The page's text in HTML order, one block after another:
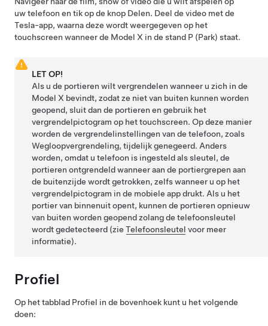
uw telefoon en tik op de knop Delen. Deel de video met de
Tesla-app, waarna deze wordt weergegeven op het
touchscreen wanneer de Model X in de stand P (Park) staat.
LET OP!
Als u de portieren wilt vergrendelen wanneer u zich in de
Model X bevindt, zodat ze niet van buiten kunnen worden
geopend, sluit dan de portieren en gebruik het
vergrendelpictogram op het touchscreen. Op deze manier
worden de vergrendelinstellingen van de telefoon, zoals
Wegloopvergrendeling, tijdelijk genegeerd. Anders
worden, omdat u telefoon is ingesteld als sleutel, de
portieren ontgrendeld wanneer aan de portiergrepen aan
de buitenzijde wordt getrokken, zelfs wanneer u op het
vergrendelpictogram in de mobiele app drukt. Als u het
portier van binnenuit opent, kunnen de portieren opnieuw
van buiten worden geopend zolang de telefoonsleutel
wordt gedetecteerd (zieTelefoonsleutel voor meer
informatie).
Profiel
Op het tabblad Profiel in de bovenhoek kunt u het volgende
doen: